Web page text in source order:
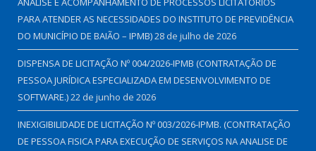
PARA ATENDER AS NECESSIDADES DO INSTITUTO DE PREVIDÊNCIA
DO MUNICÍPIO DE BAIÃO – IPMB)28 de julho de 2026
DISPENSA DE LICITAÇÃO Nº 004/2026-IPMB (CONTRATAÇÃO DE
PESSOA JURÍDICA ESPECIALIZADA EM DESENVOLVIMENTO DE
SOFTWARE.)22 de junho de 2026
INEXIGIBILIDADE DE LICITAÇÃO Nº 003/2026-IPMB. (CONTRATAÇÃO
DE PESSOA FISICA PARA EXECUÇÃO DE SERVIÇOS NA ANALISE DE